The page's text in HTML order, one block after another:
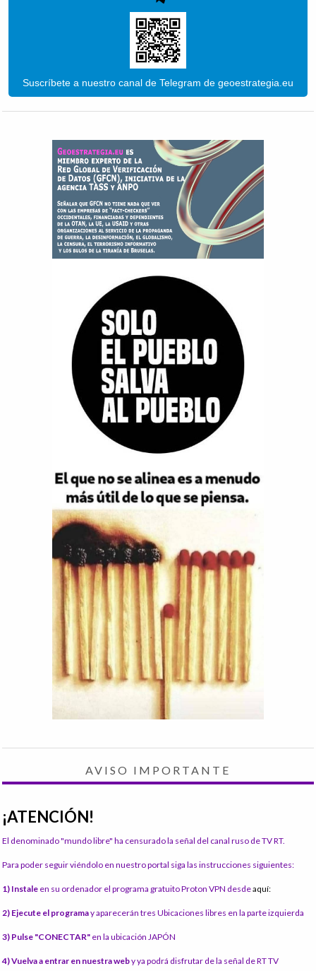
Suscríbete a nuestro canal de Telegram de geoestrategia.eu
AVISO IMPORTANTE
¡ATENCIÓN!
El denominado "mundo libre" ha censurado la señal del canal ruso de TV RT.
Para poder seguir viéndolo en nuestro portal siga las instrucciones siguientes:
1) Instale en su ordenador el programa gratuito Proton VPN desdeaquí:
2) Ejecute el programay aparecerán tres Ubicaciones libres en la parte izquierda
3) Pulse "CONECTAR" en la ubicación JAPÓN
4) Vuelva a entrar en nuestra weby ya podrá disfrutar de la señal de RT TV